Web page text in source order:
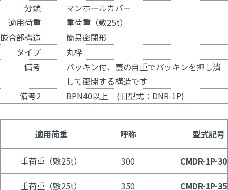
分類
マンホールカバー
適用荷重
重荷重（敷25t）
嵌合部構造
簡易密閉形
タイプ
丸枠
備考
パッキン付、蓋の自重でパッキンを押し潰
して密閉する構造です
備考2
BPN40以上 (旧型式：DNR-1P)
適用荷重 呼称 型式記号
重荷重（敷25t） 300 CMDR-1P-
重荷重（敷25t） 350 CMDR-1P-